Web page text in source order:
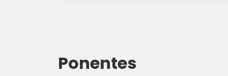
Ponentes